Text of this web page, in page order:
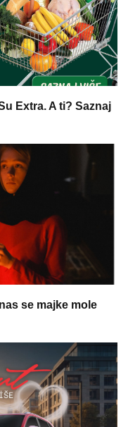
Extra. A ti? Saznaj
se majke mole